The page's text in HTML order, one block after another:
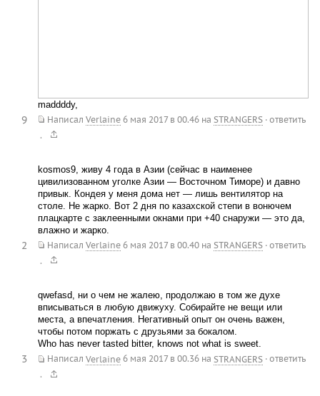
maddddy,
Написал Verlaine 6 мая 2017 в 00.46на STRANGERS · ответить
.
9
kosmos9, живу 4 года в Азии (сейчас в наименее
цивилизованном уголке Азии — Восточном Тиморе) и давно
привык. Кондея у меня дома нет — лишь вентилятор на
столе. Не жарко. Вот 2 дня по казахской степи в вонючем
плацкарте с заклеенными окнами при +40 снаружи — это да,
влажно и жарко.
Написал Verlaine 6 мая 2017 в 00.40на STRANGERS · ответить
.
2
qwefasd, ни о чем не жалею, продолжаю в том же духе
вписываться в любую движуху. Собирайте не вещи или
места, а впечатления. Негативный опыт он очень важен,
чтобы потом поржать с друзьями за бокалом.
Who has never tasted bitter, knows not what is sweet.
Написал Verlaine 6 мая 2017 в 00.36на STRANGERS · ответить
.
3